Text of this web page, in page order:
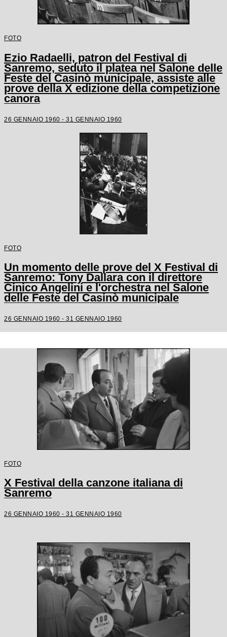
FOTO
Ezio Radaelli, patron del Festival di
Sanremo, seduto il platea nel Salone delle
Feste del Casinò municipale, assiste alle
prove della X edizione della competizione
canora
26 GENNAIO 1960 - 31 GENNAIO 1960
FOTO
Un momento delle prove del X Festival di
Sanremo: Tony Dallara con il direttore
Cinico Angelini e l'orchestra nel Salone
delle Feste del Casinò municipale
26 GENNAIO 1960 - 31 GENNAIO 1960
FOTO
X Festival della canzone italiana di
Sanremo
26 GENNAIO 1960 - 31 GENNAIO 1960